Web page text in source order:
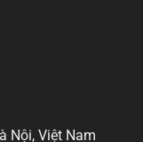
Nội, Việt Nam